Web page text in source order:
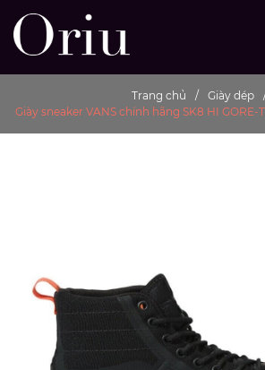
Trang chủ
Giày dép
Giày sneaker VANS chính hãng SK8 HI GORE-